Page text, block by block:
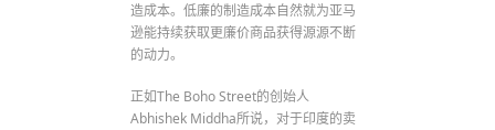
造成本。低廉的制造成本自然就为亚马
逊能持续获取更廉价商品获得源源不断
的动力。
正如The Boho Street的创始人
Abhishek Middha所说，对于印度的卖